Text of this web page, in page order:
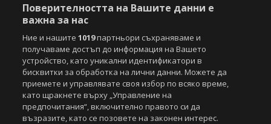
Поверителността на Вашите данни е
важна за нас
Ние и нашите1019партньори съхраняваме и
получаваме достъп до информация на Вашето
устройство, като уникални идентификатори в
бисквитки за обработка на лични данни. Можете да
приемете и управлявате своя избор по всяко време,
като щракнете върху „Управление на
предпочитания“, включително правото си да
възразите, като се позовете на законен интерес.